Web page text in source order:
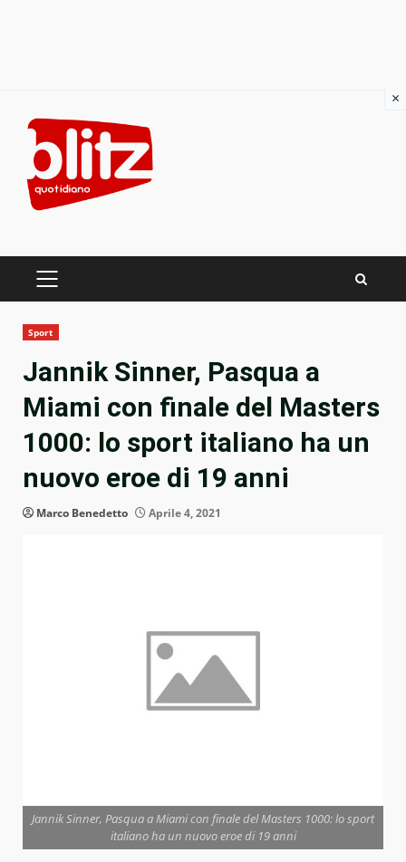
content
PRIMARY
Sport
Jannik Sinner, Pasqua a
Miami con finale del Masters
1000: lo sport italiano ha un
nuovo eroe di 19 anni
Marco Benedetto Aprile 4, 2021
Jannik Sinner, Pasqua a Miami con finale del Masters 1000: lo sport
italiano ha un nuovo eroe di 19 anni
×